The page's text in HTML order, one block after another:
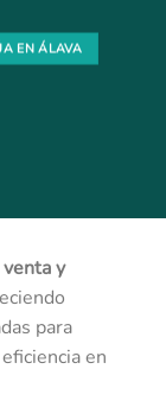
EN ÁLAVA
venta y
para
en